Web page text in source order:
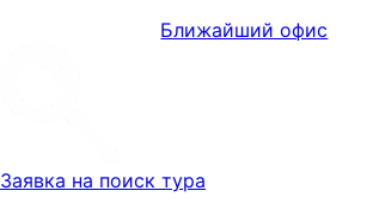
Ближайший офис
Заявка на поиск тура